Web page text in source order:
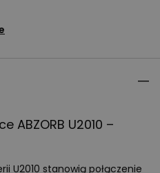
ABZORB U2010 –
U2010 stanowią połączenie